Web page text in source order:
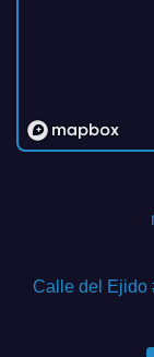
Calle del Ejido